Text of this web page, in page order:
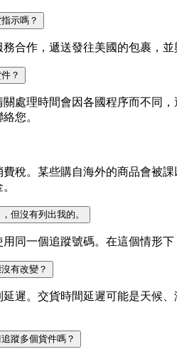
示嗎？
合作，遞送發往美國的包裹，
？
處理時間會因各國程序而不同
您。
費稅。某些購自海外的商品會被
但沒有列出我的。
同一個追蹤號碼。在這個情形
有改變？
遲。交貨時間延遲可能是天候
蹤多個貨件嗎？